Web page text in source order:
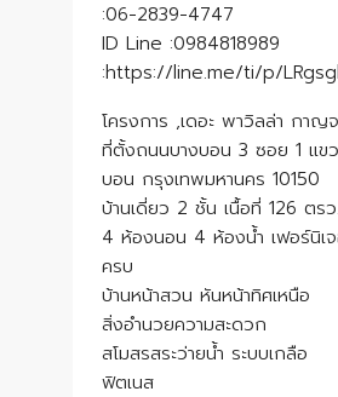
:06-2839-4747
ID Line :0984818989
:https://line.me/ti/p/
โครงการ ,เดอะ พาวิลล่า กาญ
ที่ตั้งถนนบางบอน 3 ซอย 1 แข
บอน กรุงเทพมหานคร 10150
บ้านเดี่ยว 2 ชั้น เนื้อที่ 126 ตร
4 ห้องนอน 4 ห้องน้ำ เฟอร์นิเจ
ครบ
บ้านหน้าสวน หันหน้าทิศเหนือ
สิ่งอำนวยความสะดวก
สโมสรสระว่ายน้ำ ระบบเกลือ
ฟิตเนส